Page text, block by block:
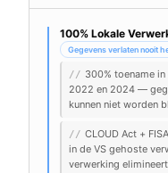
100% Lokale
Gegevens verlaten nooit
// 300% toename
2022 en 2024 —
kunnen niet worden
// CLOUD Act +
in de VS gehoste
verwerking